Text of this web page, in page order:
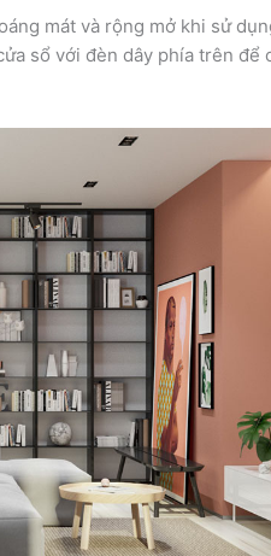
mát và rộng mở khi sử
sổ với đèn dây phía trên để